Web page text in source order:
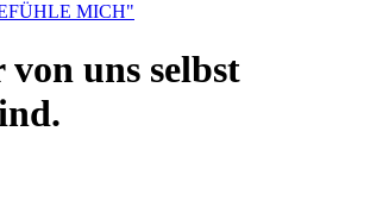
MICH"
uns selbst